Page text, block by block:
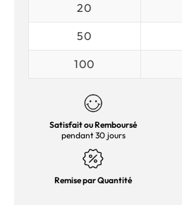
20
50
100
Satisfait ou Remboursé
pendant 30 jours
Remise par Quantité